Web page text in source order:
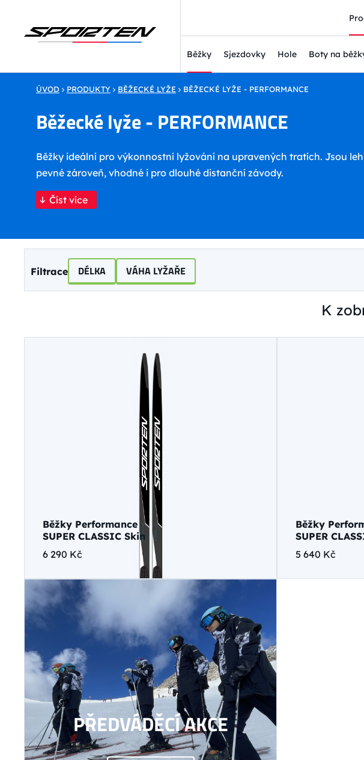
Běžky Sjezdovky Hole Boty na
ÚVOD PRODUKTY BĚŽECKÉ LYŽE BĚŽECKÉ LYŽE - PERFORMANCE
Běžecké lyže - PERFORMANCE
Běžky ideální pro výkonnostní lyžování na upravených tratích. Jsou
pevné zároveň, vhodné i pro dlouhé distanční závody.
Číst více
Filtrace DÉLKA VÁHA LYŽAŘE
K
Běžky Performance
SUPER CLASSIC Skin
6 290 Kč
Běžky
SUPER
5 640 Kč
PŘEDVÁDĚCÍ AKCE